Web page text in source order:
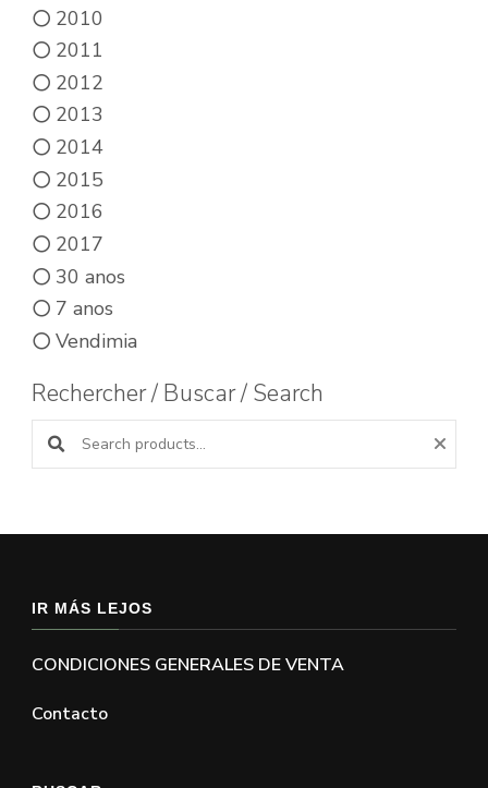
2010
2011
2012
2013
2014
2015
2016
2017
30 anos
7 anos
Vendimia
Rechercher / Buscar / Search
Buscar productos:
IR MÁS LEJOS
CONDICIONES GENERALES DE VENTA
Contacto